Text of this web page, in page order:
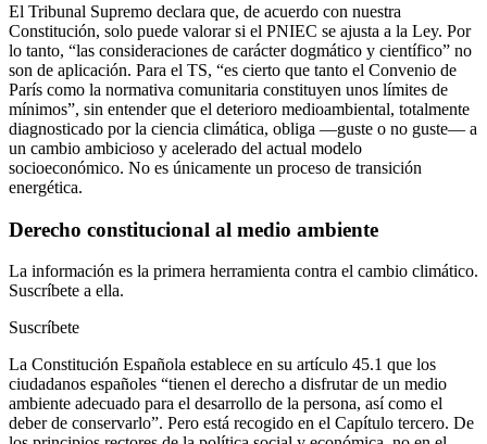
El Tribunal Supremo declara que, de acuerdo con nuestra
Constitución, solo puede valorar si el PNIEC se ajusta a la Ley. Por
lo tanto, “las consideraciones de carácter dogmático y científico” no
son de aplicación. Para el TS, “es cierto que tanto el Convenio de
París como la normativa comunitaria constituyen unos límites de
mínimos”, sin entender que el deterioro medioambiental, totalmente
diagnosticado por la ciencia climática, obliga —guste o no guste— a
un cambio ambicioso y acelerado del actual modelo
socioeconómico. No es únicamente un proceso de transición
energética.
Derecho constitucional al medio ambiente
La información es la primera herramienta contra el cambio climático.
Suscríbete a ella.
Suscríbete
La Constitución Española establece en su artículo 45.1 que los
ciudadanos españoles “tienen el derecho a disfrutar de un medio
ambiente adecuado para el desarrollo de la persona, así como el
deber de conservarlo”. Pero está recogido en el Capítulo tercero. De